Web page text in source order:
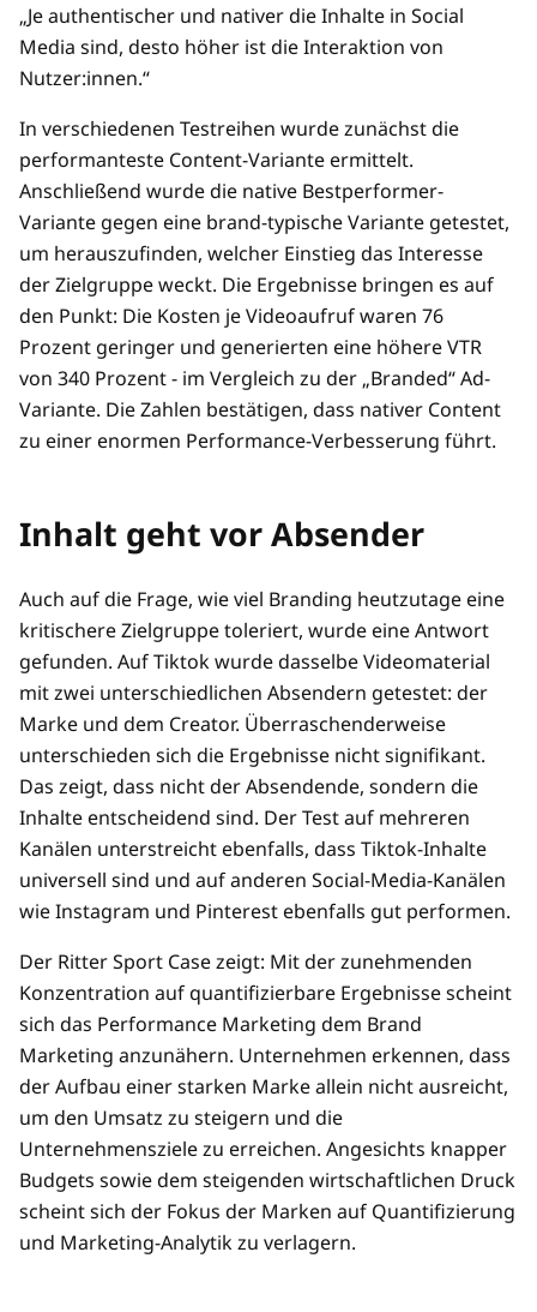
„Je authentischer und nativer die Inhalte in Social
Media sind, desto höher ist die Interaktion von
Nutzer:innen.“
In verschiedenen Testreihen wurde zunächst die
performanteste Content-Variante ermittelt.
Anschließend wurde die native Bestperformer-
Variante gegen eine brand-typische Variante getestet,
um herauszufinden, welcher Einstieg das Interesse
der Zielgruppe weckt. Die Ergebnisse bringen es auf
den Punkt: Die Kosten je Videoaufruf waren 76
Prozent geringer und generierten eine höhere VTR
von 340 Prozent - im Vergleich zu der „Branded“ Ad-
Variante. Die Zahlen bestätigen, dass nativer Content
zu einer enormen Performance-Verbesserung führt.
Inhalt geht vor Absender
Auch auf die Frage, wie viel Branding heutzutage eine
kritischere Zielgruppe toleriert, wurde eine Antwort
gefunden. Auf Tiktok wurde dasselbe Videomaterial
mit zwei unterschiedlichen Absendern getestet: der
Marke und dem Creator. Überraschenderweise
unterschieden sich die Ergebnisse nicht signifikant.
Das zeigt, dass nicht der Absendende, sondern die
Inhalte entscheidend sind. Der Test auf mehreren
Kanälen unterstreicht ebenfalls, dass Tiktok-Inhalte
universell sind und auf anderen Social-Media-Kanälen
wie Instagram und Pinterest ebenfalls gut performen.
Der Ritter Sport Case zeigt: Mit der zunehmenden
Konzentration auf quantifizierbare Ergebnisse scheint
sich das Performance Marketing dem Brand
Marketing anzunähern. Unternehmen erkennen, dass
der Aufbau einer starken Marke allein nicht ausreicht,
um den Umsatz zu steigern und die
Unternehmensziele zu erreichen. Angesichts knapper
Budgets sowie dem steigenden wirtschaftlichen Druck
scheint sich der Fokus der Marken auf Quantifizierung
und Marketing-Analytik zu verlagern.